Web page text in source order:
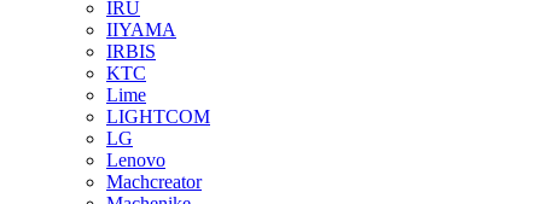
IRU
IIYAMA
IRBIS
KTC
Lime
LIGHTCOM
LG
Lenovo
Machcreator